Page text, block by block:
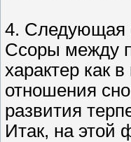
4. Следующая
Ссоры между
характер как
отношения
развития
Итак, на этой